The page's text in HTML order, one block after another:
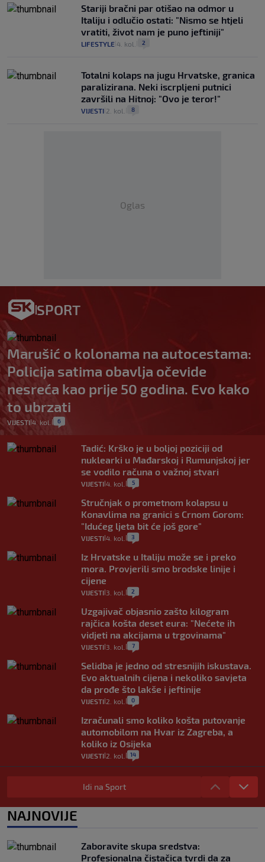
Stariji bračni par otišao na odmor u
Italiju i odlučio ostati: "Nismo se htjeli
vratiti, život nam je puno jeftiniji"
LIFESTYLE 4. kol. 2
Totalni kolaps na jugu Hrvatske, granica
paralizirana. Neki iscrpljeni putnici
završili na Hitnoj: "Ovo je teror!"
VIJESTI 2. kol. 8
Oglas
SPORT
Marušić o kolonama na autocestama:
Policija satima obavlja očevide
nesreća kao prije 50 godina. Evo kako
to ubrzati
VIJESTI 4. kol. 6
Tadić: Krško je u boljoj poziciji od
nuklearki u Mađarskoj i Rumunjskoj jer
se vodilo računa o važnoj stvari
VIJESTI 4. kol. 5
Stručnjak o prometnom kolapsu u
Konavlima na granici s Crnom Gorom:
"Idućeg ljeta bit će još gore"
VIJESTI 4. kol. 3
Iz Hrvatske u Italiju može se i preko
mora. Provjerili smo brodske linije i
cijene
VIJESTI 3. kol. 2
Uzgajivač objasnio zašto kilogram
rajčica košta deset eura: "Nećete ih
vidjeti na akcijama u trgovinama"
VIJESTI 3. kol. 7
Selidba je jedno od stresnijih iskustava.
Evo aktualnih cijena i nekoliko savjeta
da prođe što lakše i jeftinije
VIJESTI 2. kol. 0
Izračunali smo koliko košta putovanje
automobilom na Hvar iz Zagreba, a
koliko iz Osijeka
VIJESTI 2. kol. 14
"Kći je otišla na more, a zaboravila
zdravstvenu iskaznicu". Kakva su prava
pacijenata izvan mjesta prebivališta?
1
Plenković na 15 dana ukine mjere: "Ne bi
se dogodilo ništa. Vlada se zaljubila u te
Idi na Sport
NAJNOVIJE
Zaboravite skupa sredstva:
Profesionalna čistačica tvrdi da za